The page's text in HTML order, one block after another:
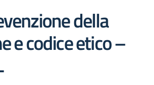
della
e codice etico –